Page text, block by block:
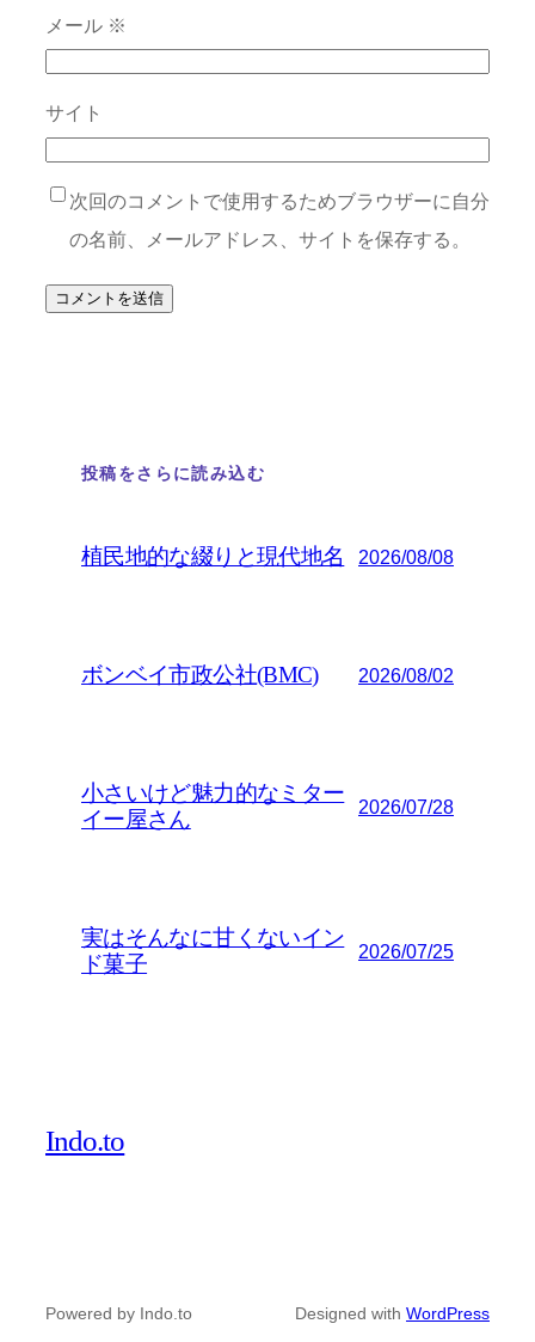
メール ※
サイト
次回のコメントで使用するためブラウザーに自分
の名前、メールアドレス、サイトを保存する。
投稿をさらに読み込む
植民地的な綴りと現代地名 2026/08/08
ボンベイ市政公社(BMC) 2026/08/02
小さいけど魅力的なミター
イー屋さん
2026/07/28
実はそんなに甘くないイン
ド菓子
2026/07/25
Indo.to
Powered by Indo.to Designed with WordPress